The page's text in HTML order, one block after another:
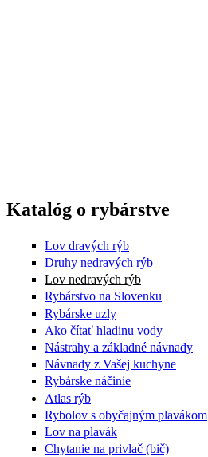
Katalóg o rybárstve
Lov dravých rýb
Druhy nedravých rýb
Lov nedravých rýb
Rybárstvo na Slovenku
Rybárske uzly
Ako čítať hladinu vody
Nástrahy a základné návnady
Návnady z Vašej kuchyne
Rybárske náčinie
Atlas rýb
Rybolov s obyčajným plavákom
Lov na plavák
Chytanie na privlač (bič)